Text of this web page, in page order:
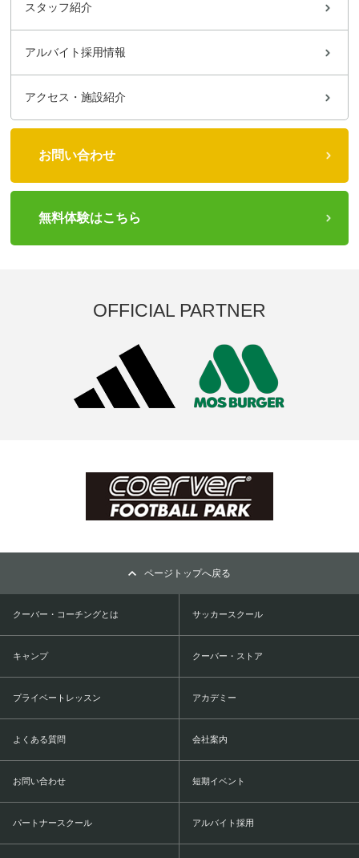
スタッフ紹介
アルバイト採用情報
アクセス・施設紹介
お問い合わせ
無料体験はこちら
OFFICIAL PARTNER
ページトップへ戻る
クーバー・コーチングとは サッカースクール
キャンプ クーバー・ストア
プライベートレッスン アカデミー
よくある質問 会社案内
お問い合わせ 短期イベント
パートナースクール アルバイト採用